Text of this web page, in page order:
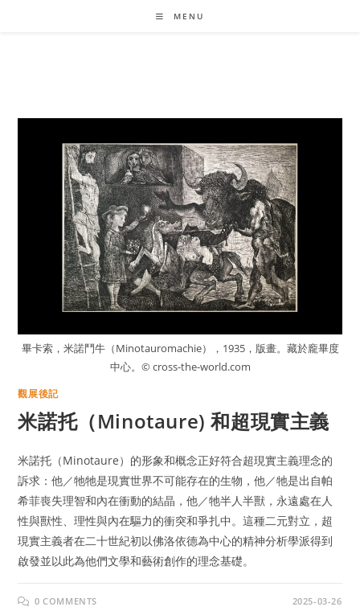
MENU
畢卡索，米諾鬥牛（Minotauromachie），1935，版畫。藏於龐畢度
中心。© cross-the-world.com
觀展後記
米諾托（Minotaure) 和超現實主義
米諾托（Minotaure）的形象和概念正好符合超現實主義理念的
訴求：他／牠牠是現實世界不可能存在的生物，他／牠是出自帕
希菲喪失理智和內在衝動的結晶，他／牠半人半獸，永遠處在人
性與獸性、理性與內在驅力的衝突和爭扎中。這種二元對立，超
現實主義者在二十世紀初以佛洛依德為中心的精神分析學派得到
啟發並以此為他們文學和藝術創作的理念基礎。
0 COMMENTS 2025-03-26